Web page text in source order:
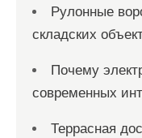
Рулонные
складских
Почему
современных
Террасная